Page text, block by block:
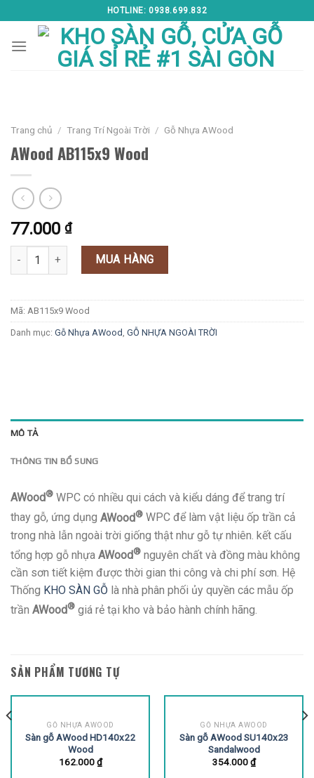
content
HOTLINE: 0938.699.832
Trang chủ / Trang Trí Ngoài Trời / Gỗ Nhựa AWood
AWood AB115x9 Wood
77.000 ₫
AWood AB115x9 Wood số lượng
MUA HÀNG
Mã: AB115x9 Wood
Danh mục: Gỗ Nhựa AWood, GỖ NHỰA NGOÀI TRỜI
MÔ TẢ
THÔNG TIN BỔ SUNG
AWood® WPC có nhiều qui cách và kiểu dáng để trang trí
thay gỗ, ứng dụng AWood® WPC để làm vật liệu ốp trần cả
trong nhà lẫn ngoài trời giống thật như gỗ tự nhiên. kết cấu
tổng hợp gỗ nhựa AWood® nguyên chất và đồng màu không
cần sơn tiết kiệm được thời gian thi công và chi phí sơn. Hệ
Thống KHO SÀN GỖ là nhà phân phối ủy quyền các mẫu ốp
trần AWood® giá rẻ tại kho và bảo hành chính hãng.
SẢN PHẨM TƯƠNG TỰ
GỖ NHỰA AWOOD
Sàn gỗ AWood HD140x22
Wood
162.000₫
GỖ NHỰA AWOOD
Sàn gỗ AWood SU140x23
Sandalwood
354.000₫